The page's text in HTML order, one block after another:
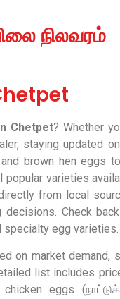
நிலவரம்
Chetpet? Whether
staying updated
brown hen eggs
varieties
from local
decisions. Check
specialty egg varieties.
on market demand,
list includes
eggs